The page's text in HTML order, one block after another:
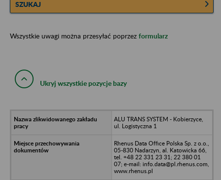
SZUKAJ
Wszystkie uwagi można przesyłać poprzez formularz
Ukryj wszystkie pozycje bazy
ALU TRANS SYSTEM - Kobierzyce,
ul. Logistyczna 1
Rhenus Data Office Polska Sp. z o.o.,
05-830 Nadarzyn, al. Katowicka 66,
tel. +48 22 331 23 31; 22 380 01
07; e-mail: info.data@pl.rhenus.com,
www.rhenus.pl